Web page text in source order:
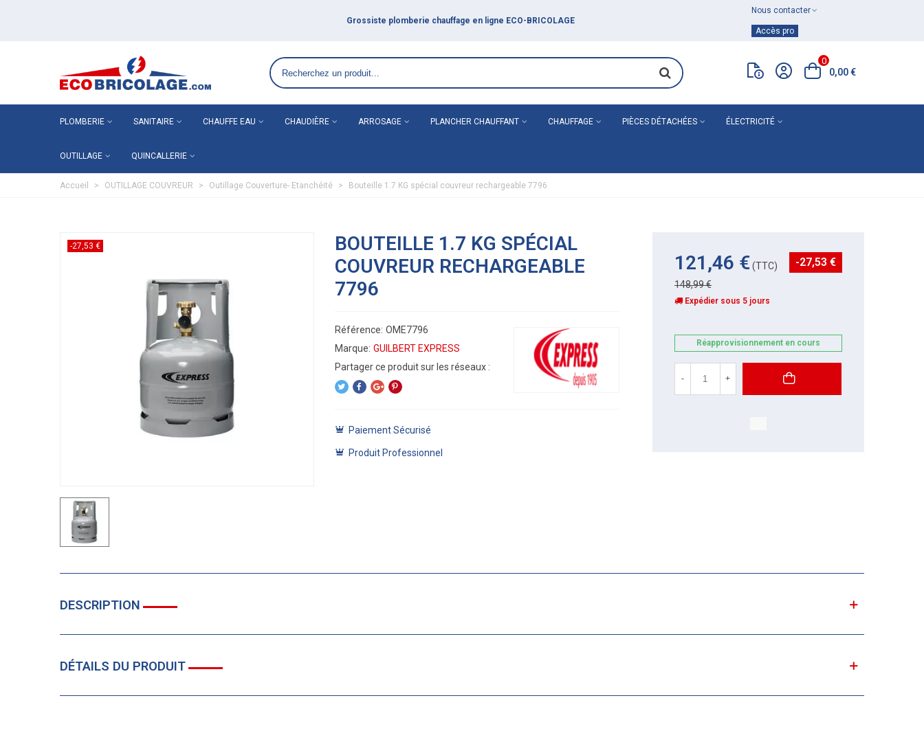
Nous contacter
Accès pro
0
0,00 €
PLOMBERIE SANITAIRE CHAUFFE EAU CHAUDIÈRE ARROSAGE PLANCHER CHAUFFANT CHAUFFAGE PIÈCES DÉTACHÉES ÉLECTRICITÉ
OUTILLAGE QUINCALLERIE
Accueil > OUTILLAGE COUVREUR > Outillage Couverture- Etanchéité > Bouteille 1.7 KG spécial couvreur rechargeable 7796
-27,53 €
BOUTEILLE 1.7 KG SPÉCIAL
COUVREUR RECHARGEABLE
7796
Référence: OME7796
Marque: GUILBERT EXPRESS
Paiement Sécurisé
Produit Professionnel
121,46 €(TTC)
148,99 €
-27,53 €
Expédier sous 5 jours
Réapprovisionnement en cours
- +
DESCRIPTION
DÉTAILS DU PRODUIT